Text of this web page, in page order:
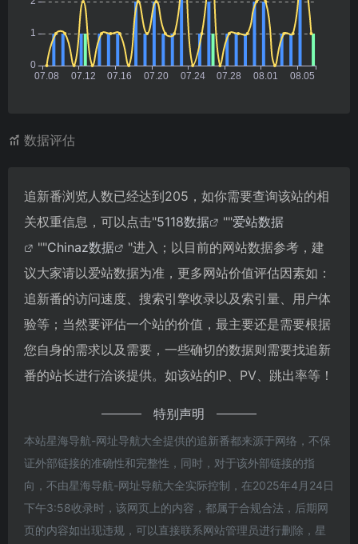
数据评估
追新番浏览人数已经达到205，如你需要查询该站的相
关权重信息，可以点击"5118数据 ""爱站数据
""Chinaz数据
"进入；以目前的网站数据参考，建
议大家请以爱站数据为准，更多网站价值评估因素如：
追新番的访问速度、搜索引擎收录以及索引量、用户体
验等；当然要评估一个站的价值，最主要还是需要根据
您自身的需求以及需要，一些确切的数据则需要找追新
番的站长进行洽谈提供。如该站的IP、PV、跳出率等！
特别声明
本站星海导航-网址导航大全提供的追新番都来源于网络，不保
证外部链接的准确性和完整性，同时，对于该外部链接的指
向，不由星海导航-网址导航大全实际控制，在2025年4月24日
下午3:58收录时，该网页上的内容，都属于合规合法，后期网
页的内容如出现违规，可以直接联系网站管理员进行删除，星